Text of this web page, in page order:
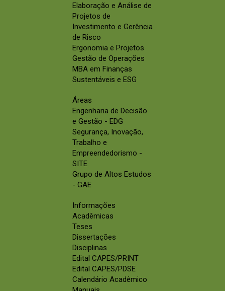
Elaboração e Análise de
Projetos de
Investimento e Gerência
de Risco
Ergonomia e Projetos
Gestão de Operações
MBA em Finanças
Sustentáveis e ESG
Áreas
Engenharia de Decisão
e Gestão - EDG
Segurança, Inovação,
Trabalho e
Empreendedorismo -
SITE
Grupo de Altos Estudos
- GAE
Informações
Acadêmicas
Teses
Dissertações
Disciplinas
Edital CAPES/PRINT
Edital CAPES/PDSE
Calendário Acadêmico